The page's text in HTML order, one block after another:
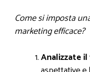
Come si imposta
marketing efficace?
Analizzate